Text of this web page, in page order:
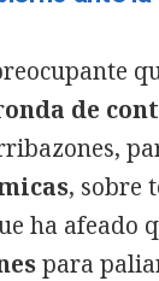
onda de
, sobre
ha afeado
para